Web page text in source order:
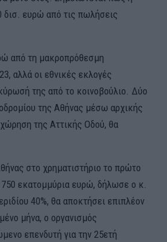
δισ. ευρώ από τις πωλήσεις
από τη μακροπρόθεσμη
αλλά οι εθνικές εκλογές
της από το κοινοβούλιο. Δύο
της Αθήνας μέσω αρχικής
της Αττικής Οδού, θα
στο χρηματιστήριο το πρώτο
εκατομμύρια ευρώ, δήλωσε ο κ.
40%, θα αποκτήσει επιπλέον
μήνα, ο οργανισμός
επενδυτή για την 25ετή